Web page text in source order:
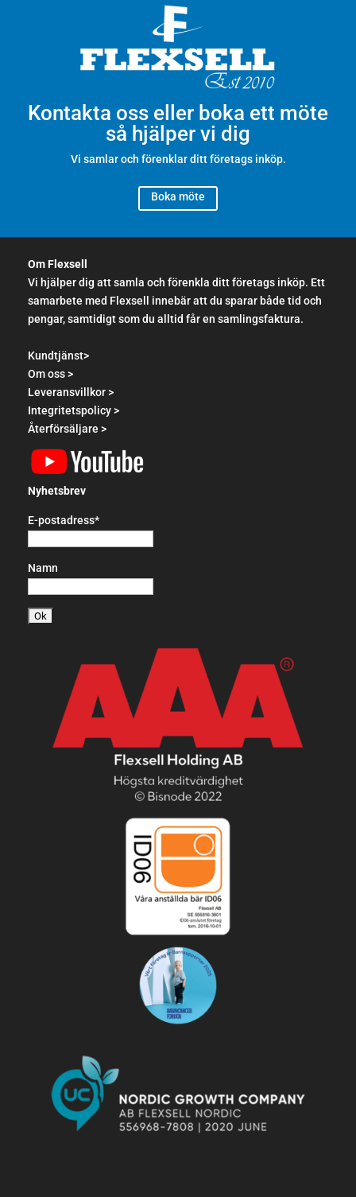
Kontakta oss eller boka ett möte
så hjälper vi dig
Vi samlar och förenklar ditt företags inköp.
Boka möte
Om Flexsell
Vi hjälper dig att samla och förenkla ditt företags inköp. Ett
samarbete med Flexsell innebär att du sparar både tid och
pengar, samtidigt som du alltid får en samlingsfaktura.
Kundtjänst>
Om oss >
Leveransvillkor >
Integritetspolicy >
Återförsäljare >
Nyhetsbrev
E-postadress*
Namn